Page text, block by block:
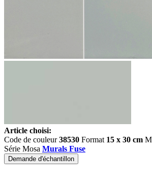
Article choisi:
Code de couleur38530 Format 15 x 30 cm
Série Mosa Murals Fuse
Demande d'échantillon